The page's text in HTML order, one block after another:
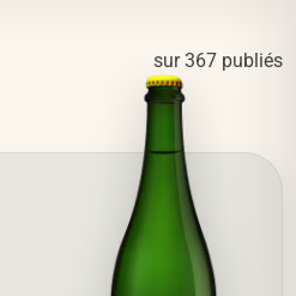
sur367 publiés